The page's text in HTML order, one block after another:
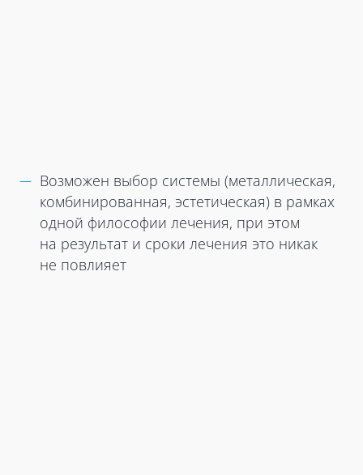
Возможен выбор системы (металлическая,
комбинированная, эстетическая) в рамках
одной философии лечения, при этом
на результат и сроки лечения это никак
не повлияет